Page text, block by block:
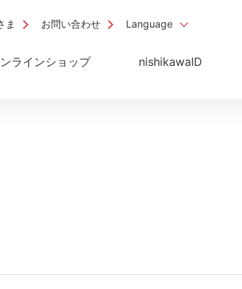
ラインショップ nishikawaID
ま お問い合わせ Language